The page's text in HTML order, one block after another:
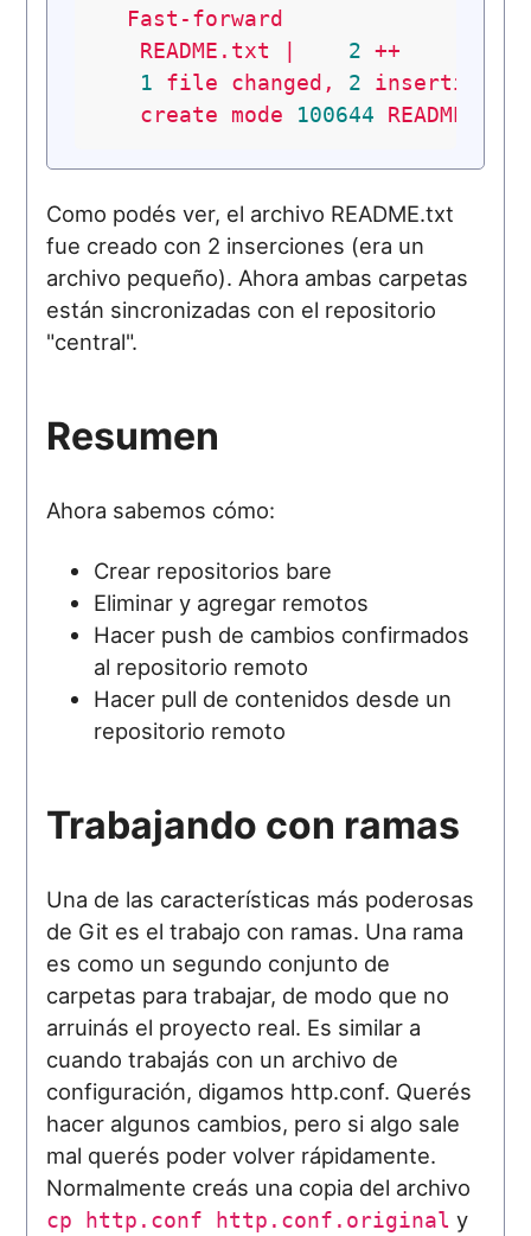
Fast-forward
README.txt
| 2 ++
1
file changed, 2
create
mode 100644 README.txt
Como podés ver, el archivo README.txt
fue creado con 2 inserciones (era un
archivo pequeño). Ahora ambas carpetas
están sincronizadas con el repositorio
"central".
Resumen
Ahora sabemos cómo:
Crear repositorios bare
Eliminar y agregar remotos
Hacer push de cambios confirmados
al repositorio remoto
Hacer pull de contenidos desde un
repositorio remoto
Trabajando con ramas
Una de las características más poderosas
de Git es el trabajo con ramas. Una rama
es como un segundo conjunto de
carpetas para trabajar, de modo que no
arruinás el proyecto real. Es similar a
cuando trabajás con un archivo de
configuración, digamos http.conf. Querés
hacer algunos cambios, pero si algo sale
mal querés poder volver rápidamente.
Normalmente creás una copia del archivo
cp http.conf http.conf.original y